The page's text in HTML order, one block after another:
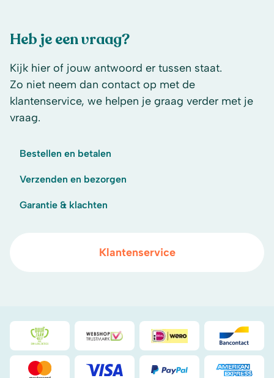
Heb je een vraag?
Kijk hier of jouw antwoord er tussen staat.
Zo niet neem dan contact op met de
klantenservice, we helpen je graag verder met je
vraag.
Bestellen en betalen
Verzenden en bezorgen
Garantie & klachten
Klantenservice
Duurzaamheidsprijs duin- & bollenstreek
WebwinkelKeuriDeal